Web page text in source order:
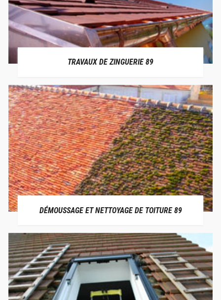
TRAVAUX DE ZINGUERIE 89
DÉMOUSSAGE ET NETTOYAGE DE TOITURE 89